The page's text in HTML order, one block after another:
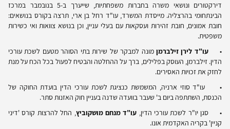
דירקטורים ונושאי משרה בחברות משפחתיות, שייערך ב-5 בנובמבר במרכז
הבינתחומי בהרצליה. מייסדת המשרד, עו"ד רחל בן ארי, תרצה בקורס בנושאים:
חובת אמונים, חובת זהירות ועסקאות עם בעלי עניין, וכן בנושא צוואות ואי כשירות
משפטית.
•עו"ד לירן זילברמן מונה למבקר של שירות בתי הסוהר מטעם לשכת עורכי
הדין. זילברמן, העוסק בפלילים, ברך על ההחלטה והבטיח לפעול בכל הכח על מנת
לחזק את זכויות האסירים.
• עו"ד סוזי ארניה, המשמשת כנציגת לשכת עורכי הדין בועדת החוקה של
הכנסת, השתתפה ביום ב' שעבר בוועדה שדנה בעניין חוק האזנות סתר.
• סגן יו"ר לשכת עורכי הדין, עו"ד מנחם מושקוביץ , החל להרצות קורס 'דיני
קניין' בקריה האקדמית אונו.